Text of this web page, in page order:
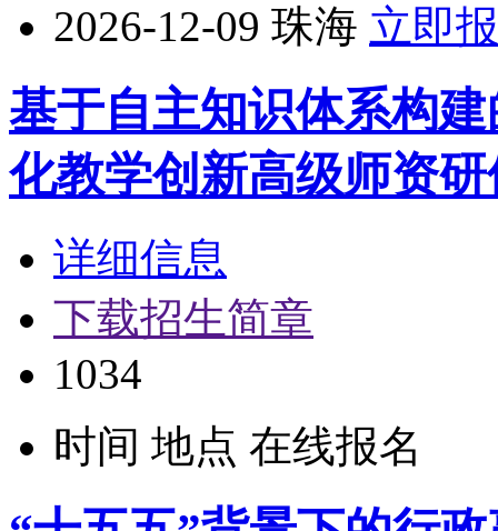
2026-12-09 珠海 立即
基于自主知识体系构
化教学创新高级师资
详细信息
下载招生简章
1034
时间 地点 在线报名